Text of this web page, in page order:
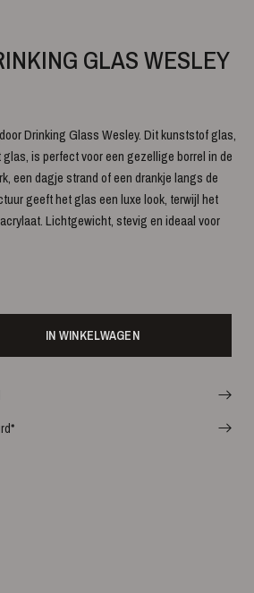
GLAS WESLEY
Drinking Glass Wesley. Dit kunststof glas,
is perfect voor een gezellige borrel in de
een dagje strand of een drankje langs de
geeft het glas een luxe look, terwijl het
Lichtgewicht, stevig en ideaal voor
IN WINKELWAGEN